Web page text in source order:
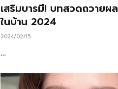
เสริมบารมี! บทสวดถวายผ
ในบ้าน 2024
2024/02/15
…